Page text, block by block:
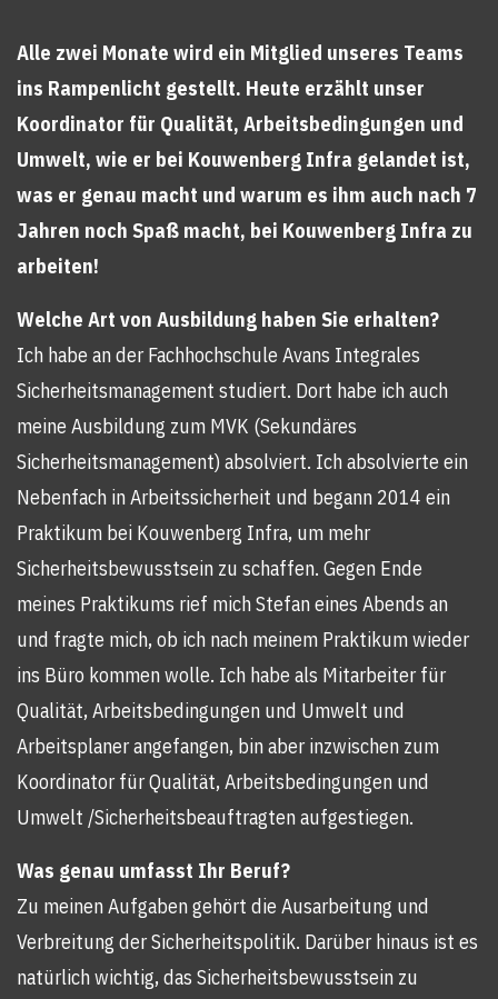
Alle zwei Monate wird ein Mitglied unseres Teams
ins Rampenlicht gestellt. Heute erzählt unser
Koordinator für Qualität, Arbeitsbedingungen und
Umwelt, wie er bei Kouwenberg Infra gelandet ist,
was er genau macht und warum es ihm auch nach 7
Jahren noch Spaß macht, bei Kouwenberg Infra zu
arbeiten!
Welche Art von Ausbildung haben Sie erhalten?
Ich habe an der Fachhochschule Avans Integrales
Sicherheitsmanagement studiert. Dort habe ich auch
meine Ausbildung zum MVK (Sekundäres
Sicherheitsmanagement) absolviert. Ich absolvierte ein
Nebenfach in Arbeitssicherheit und begann 2014 ein
Praktikum bei Kouwenberg Infra, um mehr
Sicherheitsbewusstsein zu schaffen. Gegen Ende
meines Praktikums rief mich Stefan eines Abends an
und fragte mich, ob ich nach meinem Praktikum wieder
ins Büro kommen wolle. Ich habe als Mitarbeiter für
Qualität, Arbeitsbedingungen und Umwelt und
Arbeitsplaner angefangen, bin aber inzwischen zum
Koordinator für Qualität, Arbeitsbedingungen und
Umwelt /Sicherheitsbeauftragten aufgestiegen.
Was genau umfasst Ihr Beruf?
Zu meinen Aufgaben gehört die Ausarbeitung und
Verbreitung der Sicherheitspolitik. Darüber hinaus ist es
natürlich wichtig, das Sicherheitsbewusstsein zu